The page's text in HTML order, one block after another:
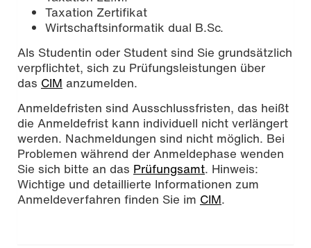
Taxation Zertifikat
Wirtschaftsinformatik dual B.Sc.
Als Studentin oder Student sind Sie grundsätzlich
verpflichtet, sich zu Prüfungsleistungen über
das CIM anzumelden.
Anmeldefristen sind Ausschlussfristen, das heißt
die Anmeldefrist kann individuell nicht verlängert
werden. Nachmeldungen sind nicht möglich. Bei
Problemen während der Anmeldephase wenden
Sie sich bitte an das Prüfungsamt. Hinweis:
Wichtige und detaillierte Informationen zum
Anmeldeverfahren finden Sie im CIM.